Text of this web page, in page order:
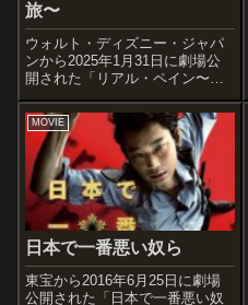
旅〜
ウォルト・ディズニー・ジャパ
ンから2025年1月31日に劇場公
開された「リアル・ペイン〜心
の旅〜」の感想記事です。第97
回アカデミー賞で脚本賞と助演
男優賞にノミネートされ、キー
ラン・カルキンが助演男優賞を
受賞。オススメ度あらすじ＆予
告編ニュ...
MOVIE
日本で一番悪い奴ら
東宝から2016年6月25日に劇場
公開された「日本で一番悪い奴